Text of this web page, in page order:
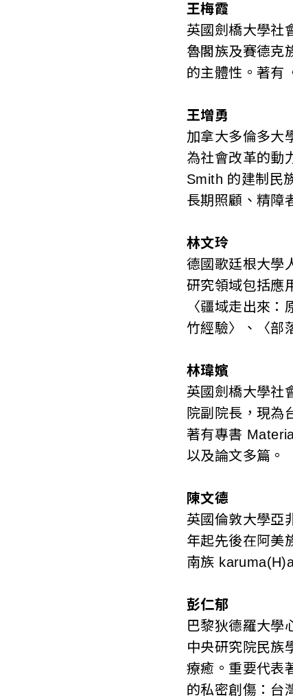
王梅霞
英國劍橋大學社
魯閣族及賽德克
的主體性。著有
王增勇
加拿大多倫多大
為社會改革的動
Smith 的建制民
長期照顧、精障
林文玲
德國歌廷根大學
研究領域包括應
〈疆域走出來
竹經驗〉、〈部
林瑋嬪
英國劍橋大學社
院副院長，現為
著有專書
以及論文多篇。
陳文德
英國倫敦大學亞
年起先後在阿美
南族
彭仁郁
巴黎狄德羅大學
中央研究院民族
療癒。重要代表
的私密創傷：台